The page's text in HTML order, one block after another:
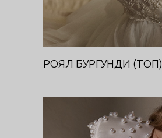
РОЯЛ БУРГУНДИ (ТОП)